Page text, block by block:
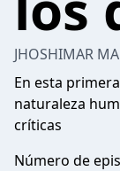
JHOSHIMAR
En esta
naturaleza
críticas
Número de